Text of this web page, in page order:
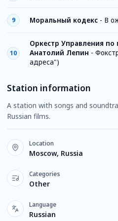
9 Моральный кодекс - В
10
Оркестр Управления
Анатолий Лепин -
адреса")
Station information
A station with songs and
Russian films.
Location
Moscow, Russia
Categories
Other
Language
Russian